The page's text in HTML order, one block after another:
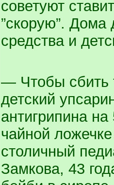
советуют
”скорую”.
средства и
— Чтобы сбить
детский
антигрипина
чайной
столичный
Замкова, 43